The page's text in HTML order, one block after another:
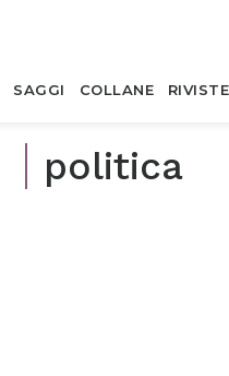
SAGGI COLLANE RIVISTE
politica